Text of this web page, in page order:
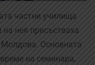
частни училища
нея присъстваха
Основната
на семинара,